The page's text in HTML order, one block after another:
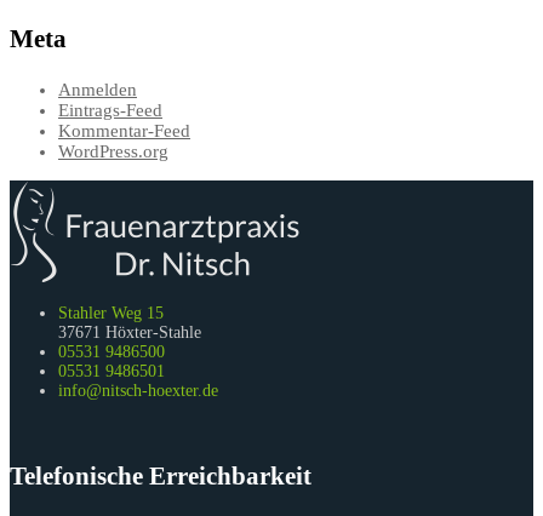
Meta
Anmelden
Eintrags-Feed
Kommentar-Feed
WordPress.org
Stahler Weg 15
37671 Höxter-Stahle
05531 9486500
05531 9486501
info@nitsch-hoexter.de
Telefonische Erreichbarkeit